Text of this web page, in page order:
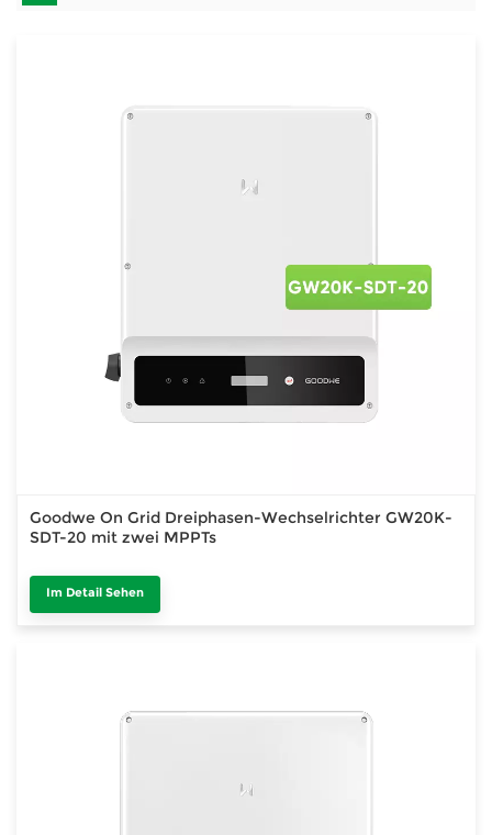
Goodwe On Grid Dreiphasen-Wechselrichter GW20K-
SDT-20 mit zwei MPPTs
Im Detail Sehen